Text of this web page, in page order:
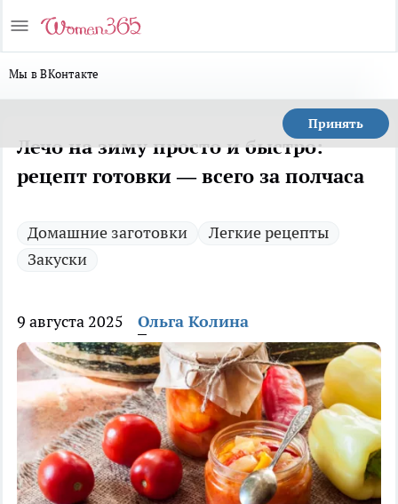
Мы в ВКонтакте
Принять
Лечо на зиму просто и быстро:
рецепт готовки — всего за полчаса
Домашние заготовки
Легкие рецепты
Закуски
9 августа 2025 Ольга Колина